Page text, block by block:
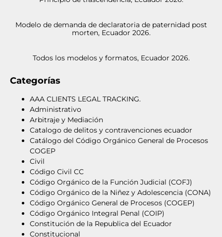
Modelo de demanda de declaratoria de paternidad post
morten, Ecuador 2026.
Todos los modelos y formatos, Ecuador 2026.
Categorías
AAA CLIENTS LEGAL TRACKING.
Administrativo
Arbitraje y Mediación
Catalogo de delitos y contravenciones ecuador
Catálogo del Código Orgánico General de Procesos
COGEP
Civil
Código Civil CC
Código Orgánico de la Función Judicial (COFJ)
Código Orgánico de la Niñez y Adolescencia (CONA)
Código Orgánico General de Procesos (COGEP)
Código Orgánico Integral Penal (COIP)
Constitución de la Republica del Ecuador
Constitucional